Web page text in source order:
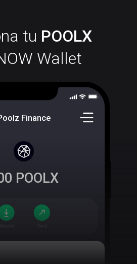
tu POOLX
Wallet
Finance
POOLX